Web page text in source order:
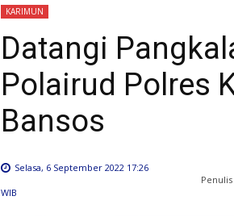
KARIMUN
Datangi
Polairud Polres
Bansos
Selasa, 6 September 2022 17:26
WIB
Penulis